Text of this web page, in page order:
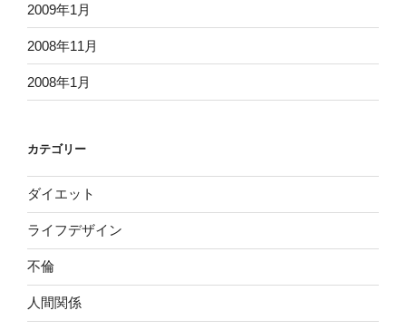
2009年1月
2008年11月
2008年1月
カテゴリー
ダイエット
ライフデザイン
不倫
人間関係